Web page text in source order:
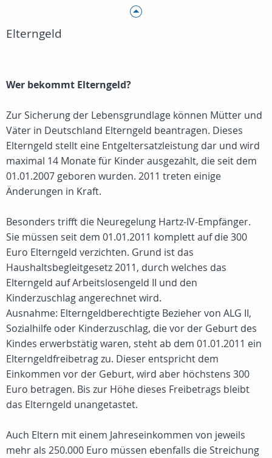
Elterngeld
Wer bekommt Elterngeld?
Zur Sicherung der Lebensgrundlage können Mütter und
Väter in Deutschland Elterngeld beantragen. Dieses
Elterngeld stellt eine Entgeltersatzleistung dar und wird
maximal 14 Monate für Kinder ausgezahlt, die seit dem
01.01.2007 geboren wurden. 2011 treten einige
Änderungen in Kraft.
Besonders trifft die Neuregelung Hartz-IV-Empfänger.
Sie müssen seit dem 01.01.2011 komplett auf die 300
Euro Elterngeld verzichten. Grund ist das
Haushaltsbegleitgesetz 2011, durch welches das
Elterngeld auf Arbeitslosengeld II und den
Kinderzuschlag angerechnet wird.
Ausnahme: Elterngeldberechtigte Bezieher von ALG II,
Sozialhilfe oder Kinderzuschlag, die vor der Geburt des
Kindes erwerbstätig waren, steht ab dem 01.01.2011 ein
Elterngeldfreibetrag zu. Dieser entspricht dem
Einkommen vor der Geburt, wird aber höchstens 300
Euro betragen. Bis zur Höhe dieses Freibetrags bleibt
das Elterngeld unangetastet.
Auch Eltern mit einem Jahreseinkommen von jeweils
mehr als 250.000 Euro müssen ebenfalls die Streichung